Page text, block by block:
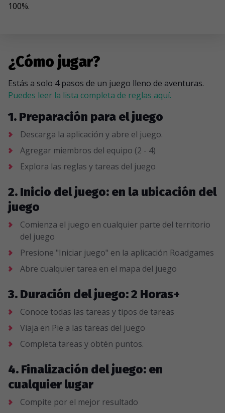
100%.
¿Cómo jugar?
Estás a solo 4 pasos de un juego lleno de aventuras.
Puedes leer la lista completa de reglas aquí.
1. Preparación para el juego
Descarga la aplicación y abre el juego.
Agregar miembros del equipo (2 - 4)
Explora las reglas y tareas del juego
2. Inicio del juego: en la ubicación del
juego
Comienza el juego en cualquier parte del territorio
del juego
Presione "Iniciar juego" en la aplicación Roadgames
Abre cualquier tarea en el mapa del juego
3. Duración del juego: 2 Horas+
Conoce todas las tareas y tipos de tareas
Viaja en Pie a las tareas del juego
Completa tareas y obtén puntos.
4. Finalización del juego: en
cualquier lugar
Compite por el mejor resultado